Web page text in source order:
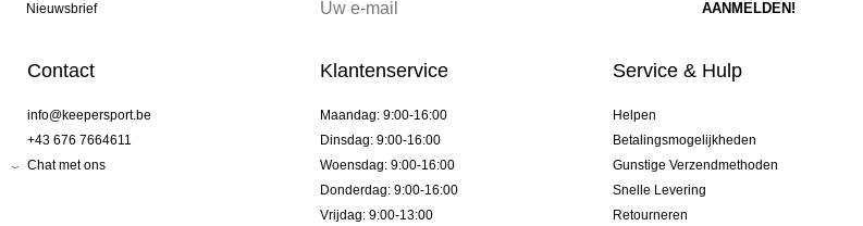
Nieuwsbrief
Contact
info@keepersport.be
+43 676 7664611
Chat met ons
Klantenservice
Maandag: 9:00-16:00
Dinsdag: 9:00-16:00
Woensdag: 9:00-16:00
Donderdag: 9:00-16:00
Vrijdag: 9:00-13:00
Service & Hulp
Helpen
Betalingsmogelijkheden
Gunstige Verzendmethoden
Snelle Levering
Retourneren